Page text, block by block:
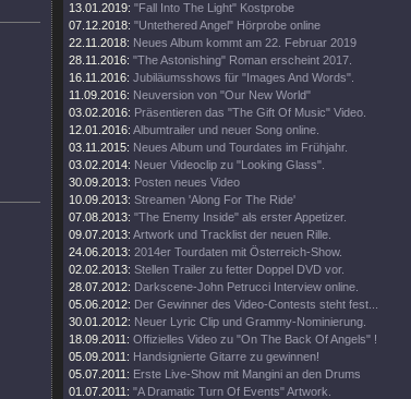
13.01.2019: "Fall Into The Light" Kostprobe
07.12.2018: "Untethered Angel" Hörprobe online
22.11.2018: Neues Album kommt am 22. Februar 2019
28.11.2016: "The Astonishing" Roman erscheint 2017.
16.11.2016: Jubiläumsshows für "Images And Words".
11.09.2016: Neuversion von "Our New World"
03.02.2016: Präsentieren das "The Gift Of Music" Video.
12.01.2016: Albumtrailer und neuer Song online.
03.11.2015: Neues Album und Tourdates im Frühjahr.
03.02.2014: Neuer Videoclip zu "Looking Glass".
30.09.2013: Posten neues Video
10.09.2013: Streamen 'Along For The Ride'
07.08.2013: "The Enemy Inside" als erster Appetizer.
09.07.2013: Artwork und Tracklist der neuen Rille.
24.06.2013: 2014er Tourdaten mit Österreich-Show.
02.02.2013: Stellen Trailer zu fetter Doppel DVD vor.
28.07.2012: Darkscene-John Petrucci Interview online.
05.06.2012: Der Gewinner des Video-Contests steht fest...
30.01.2012: Neuer Lyric Clip und Grammy-Nominierung.
18.09.2011: Offizielles Video zu "On The Back Of Angels" !
05.09.2011: Handsignierte Gitarre zu gewinnen!
05.07.2011: Erste Live-Show mit Mangini an den Drums
01.07.2011: "A Dramatic Turn Of Events" Artwork.